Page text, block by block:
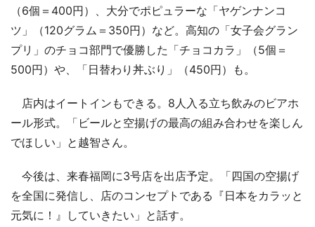
（6個＝400円）、大分でポピュラーな「ヤゲンナンコ
ツ」（120グラム＝350円）など。高知の「女子会グラン
プリ」のチョコ部門で優勝した「チョコカラ」（5個＝
500円）や、「日替わり丼ぶり」（450円）も。
店内はイートインもできる。8人入る立ち飲みのビアホ
ール形式。「ビールと空揚げの最高の組み合わせを楽しん
でほしい」と越智さん。
今後は、来春福岡に3号店を出店予定。「四国の空揚げ
を全国に発信し、店のコンセプトである『日本をカラッと
元気に！』していきたい」と話す。